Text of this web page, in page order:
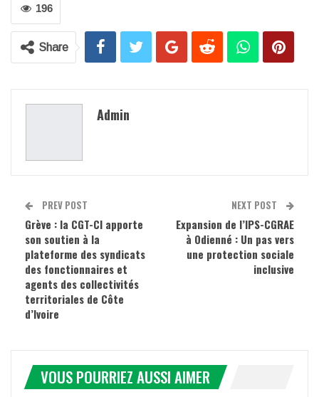
196
Share
Admin
PREV POST
Grève : la CGT-CI apporte
son soutien à la
plateforme des syndicats
des fonctionnaires et
agents des collectivités
territoriales de Côte
d’Ivoire
NEXT POST
Expansion de l’IPS-CGRAE
à Odienné : Un pas vers
une protection sociale
inclusive
VOUS POURRIEZ AUSSI AIMER